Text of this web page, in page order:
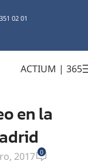
02 01
ACTIUM | 365
en la
2017 0